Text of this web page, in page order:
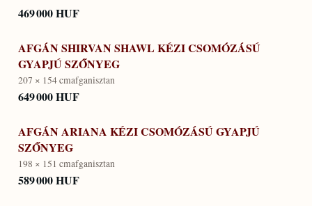
469 000 HUF
AFGÁN SHIRVAN SHAWL KÉZI CSOMÓZÁSÚ
GYAPJÚ SZŐNYEG
207 × 154 cmafganisztan
649 000 HUF
AFGÁN ARIANA KÉZI CSOMÓZÁSÚ GYAPJÚ
SZŐNYEG
198 × 151 cmafganisztan
589 000 HUF